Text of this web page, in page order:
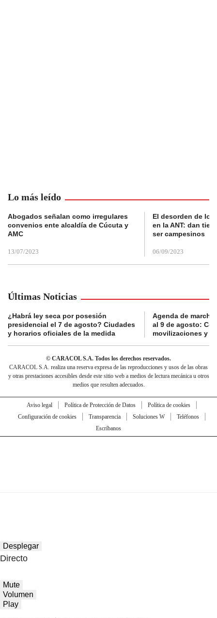
Lo más leído
Abogados señalan como irregulares
convenios ente alcaldía de Cúcuta y
AMC
13/07/2023
El desorden de
en la ANT: dan
ser campesinos
06/09/2023
Últimas Noticias
¿Habrá ley seca por posesión
presidencial el 7 de agosto? Ciudades
y horarios oficiales de la medida
Agenda de
al 9 de agosto:
movilizaciones y
© CARACOL S.A. Todos los derechos reservados.
CARACOL S.A. realiza una reserva expresa de las reproducciones y usos de las obras
y otras prestaciones accesibles desde este sitio web a medios de lectura mecánica u otros
medios que resulten adecuados.
Aviso legal Política de Protección de Datos
Política de cookies
Configuración de cookies
Transparencia Soluciones W
Teléfonos
Escríbanos
Desplegar
Directo
Mute
Volumen
Play